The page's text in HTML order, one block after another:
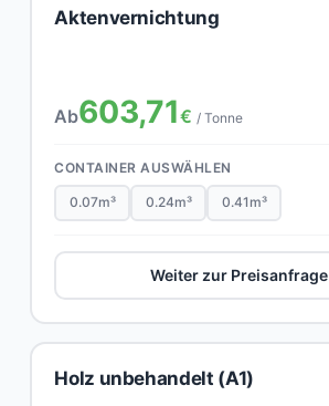
Aktenvernichtung
Ab603,71€ / Tonne
CONTAINER AUSWÄHLEN
0.07m³ 0.24m³ 0.41m³
Weiter zur Preisanfrage
Holz unbehandelt (A1)